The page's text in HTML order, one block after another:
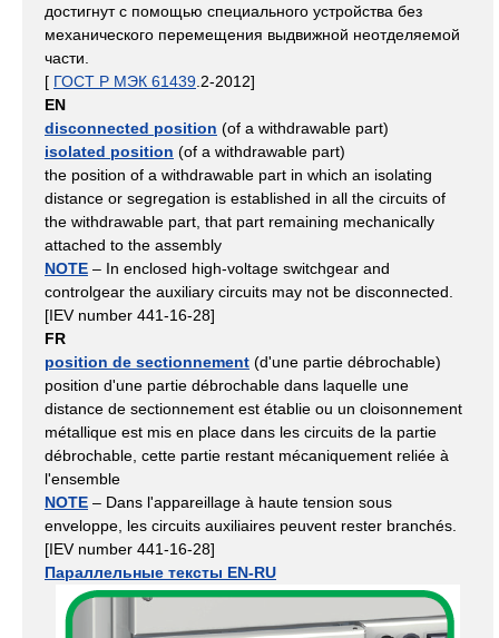
достигнут с помощью специального устройства без
механического перемещения выдвижной неотделяемой
части.
[ ГОСТ Р МЭК 61439 .2-2012]
EN
disconnected position (of a withdrawable part)
isolated position (of a withdrawable part)
the position of a withdrawable part in which an isolating
distance or segregation is established in all the circuits of
the withdrawable part, that part remaining mechanically
attached to the assembly
NOTE – In enclosed high-voltage switchgear and
controlgear the auxiliary circuits may not be disconnected.
[IEV number 441-16-28]
FR
position de sectionnement (d'une partie débrochable)
position d'une partie débrochable dans laquelle une
distance de sectionnement est établie ou un cloisonnement
métallique est mis en place dans les circuits de la partie
débrochable, cette partie restant mécaniquement reliée à
l'ensemble
NOTE – Dans l'appareillage à haute tension sous
enveloppe, les circuits auxiliaires peuvent rester branchés.
[IEV number 441-16-28]
Параллельные тексты EN-RU